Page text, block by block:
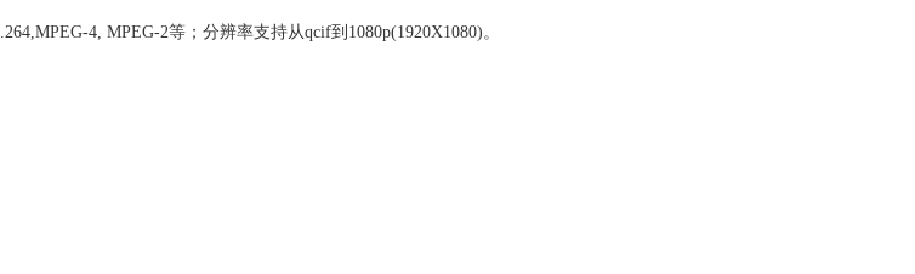
4, MPEG-2等；分辨率支持从qcif到1080p(1920X1080)。